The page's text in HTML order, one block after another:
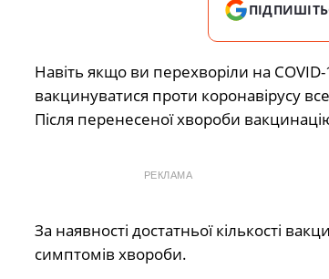
Навіть якщо ви перехворіли на
вакцинуватися проти коронавірусу
Після перенесеної хвороби
РЕКЛАМА
За наявності достатньої кількості
симптомів хвороби.